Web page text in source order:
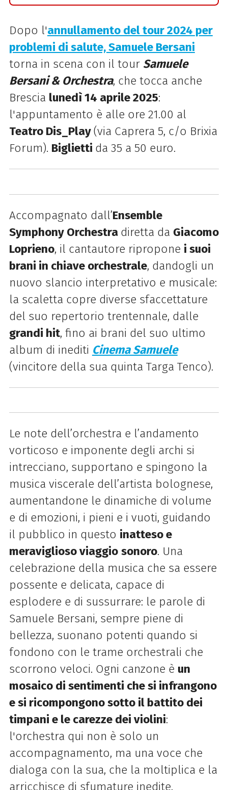
Dopo l'annullamento del tour 2024 per
problemi di salute, Samuele Bersani
torna in scena con il tour Samuele
Bersani & Orchestra, che tocca anche
Brescia lunedì 14 aprile 2025:
l'appuntamento è alle ore 21.00 al
Teatro Dis_Play(via Caprera 5, c/o Brixia
Forum). Biglietti da 35 a 50 euro.
Accompagnato dall’Ensemble
Symphony Orchestra diretta da Giacomo
Loprieno, il cantautore ripropone i suoi
brani in chiave orchestrale, dandogli un
nuovo slancio interpretativo e musicale:
la scaletta copre diverse sfaccettature
del suo repertorio trentennale, dalle
grandi hit, fino ai brani del suo ultimo
album di inediti Cinema Samuele
(vincitore della sua quinta Targa Tenco).
Le note dell’orchestra e l’andamento
vorticoso e imponente degli archi si
intrecciano, supportano e spingono la
musica viscerale dell’artista bolognese,
aumentandone le dinamiche di volume
e di emozioni, i pieni e i vuoti, guidando
il pubblico in questo inatteso e
meraviglioso viaggio sonoro. Una
celebrazione della musica che sa essere
possente e delicata, capace di
esplodere e di sussurrare: le parole di
Samuele Bersani, sempre piene di
bellezza, suonano potenti quando si
fondono con le trame orchestrali che
scorrono veloci. Ogni canzone è un
mosaico di sentimenti che si infrangono
e si ricompongono sotto il battito dei
timpani e le carezze dei violini:
l'orchestra qui non è solo un
accompagnamento, ma una voce che
dialoga con la sua, che la moltiplica e la
arricchisce di sfumature inedite.